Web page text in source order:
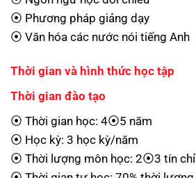
⦿ Phương pháp giảng dạy
⦿ Văn hóa các nước nói tiếng Anh
Thời gian và hình thức học tập
Thời gian đào tạo
⦿ Thời gian học: 4⦿5 năm
⦿ Học kỳ: 3 học kỳ/năm
⦿ Thời lượng môn học: 2⦿3 tín chỉ